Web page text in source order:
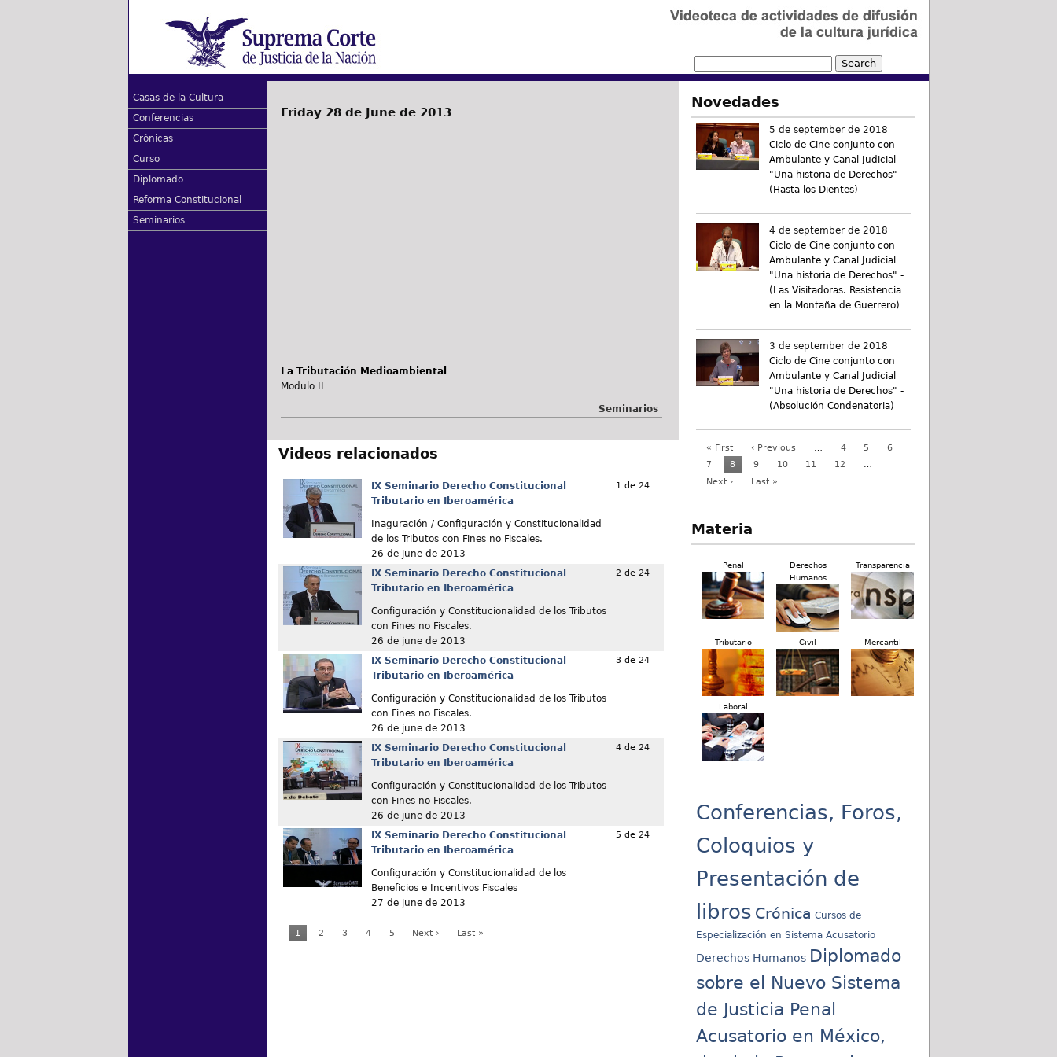
Casas de la Cultura
Conferencias
Crónicas
Curso
Diplomado
Reforma Constitucional
Seminarios
Friday 28 de June de 2013
La Tributación Medioambiental
Modulo II
Seminarios
Videos relacionados
IX Seminario Derecho Constitucional
Tributario en Iberoamérica
Inaguración / Configuración y Constitucionalidad
de los Tributos con Fines no Fiscales.
26 de june de 2013
1 de 24
IX Seminario Derecho Constitucional
Tributario en Iberoamérica
Configuración y Constitucionalidad de los Tributos
con Fines no Fiscales.
26 de june de 2013
2 de 24
IX Seminario Derecho Constitucional
Tributario en Iberoamérica
Configuración y Constitucionalidad de los Tributos
con Fines no Fiscales.
26 de june de 2013
3 de 24
IX Seminario Derecho Constitucional
Tributario en Iberoamérica
Configuración y Constitucionalidad de los Tributos
con Fines no Fiscales.
26 de june de 2013
4 de 24
IX Seminario Derecho Constitucional
Tributario en Iberoamérica
Configuración y Constitucionalidad de los
Beneficios e Incentivos Fiscales
27 de june de 2013
5 de 24
1 2 3 4 5 Next › Last »
Novedades
5 de september de 2018
Ciclo de Cine conjunto con
Ambulante y Canal Judicial
"Una historia de Derechos" -
(Hasta los Dientes)
4 de september de 2018
Ciclo de Cine conjunto con
Ambulante y Canal Judicial
"Una historia de Derechos" -
(Las Visitadoras. Resistencia
en la Montaña de Guerrero)
3 de september de 2018
Ciclo de Cine conjunto con
Ambulante y Canal Judicial
"Una historia de Derechos" -
(Absolución Condenatoria)
« First ‹ Previous … 4 5
6
7
8 9 10 11 12
…
Next ›
Last »
Materia
Penal
Derechos
Humanos
Transparencia
Tributario Civil Mercantil
Laboral
Conferencias, Foros,
Coloquios y
Presentación de
libros Crónica Cursos de
Especialización en Sistema Acusatorio
Derechos Humanos Diplomado
sobre el Nuevo Sistema
de Justicia Penal
Acusatorio en México,